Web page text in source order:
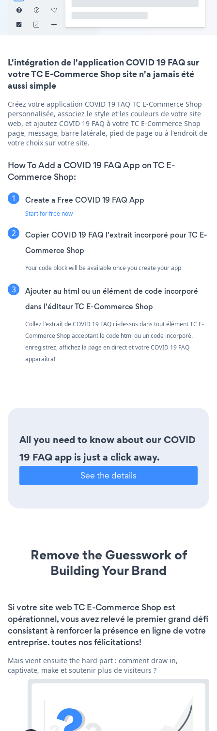
L'intégration de l'application COVID 19 FAQ sur
votre TC E-Commerce Shop site n'a jamais été
aussi simple
Créez votre application COVID 19 FAQ TC E-Commerce Shop
personnalisée, associez le style et les couleurs de votre site
web, et ajoutez COVID 19 FAQ à votre TC E-Commerce Shop
page, message, barre latérale, pied de page ou à l'endroit de
votre choix sur votre site.
How To Add a COVID 19 FAQ App on TC E-
Commerce Shop:
Create a Free COVID 19 FAQ App
Start for free now
Copier COVID 19 FAQ l'extrait incorporé pour TC E-
Commerce Shop
Your code block will be available once you create your app
Ajouter au html ou un élément de code incorporé
dans l'éditeur TC E-Commerce Shop
Collez l'extrait de COVID 19 FAQ ci-dessus dans tout élément TC E-
Commerce Shop acceptant le code html ou un code incorporé.
enregistrez, affichez la page en direct et votre COVID 19 FAQ
apparaîtra!
All you need to know about our COVID
19 FAQ app is just a click away.
See the details
Remove the Guesswork of
Building Your Brand
Si votre site web TC E-Commerce Shop est
opérationnel, vous avez relevé le premier grand défi
consistant à renforcer la présence en ligne de votre
entreprise. toutes nos félicitations!
Mais vient ensuite the hard part : comment draw in,
captivate, make et soutenir plus de visiteurs ?